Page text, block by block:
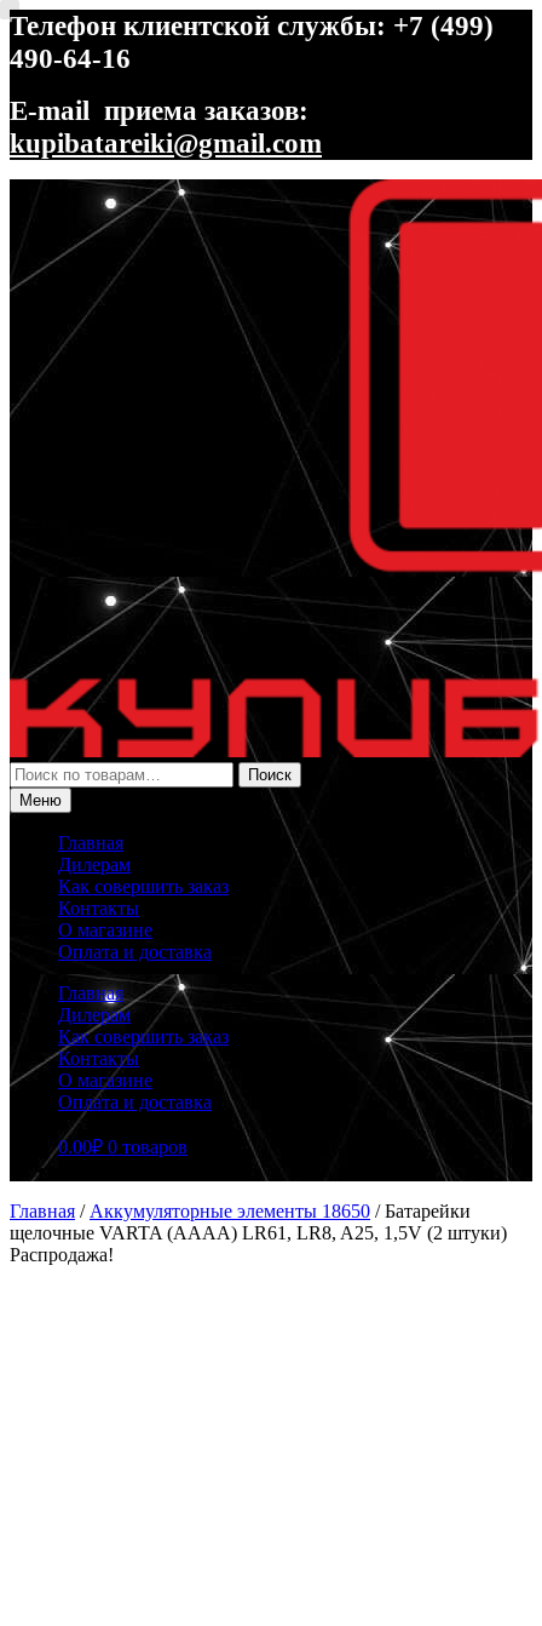
Телефон клиентской службы: +7 (499)
490-64-16
E-mail приема заказов:
kupibatareiki@gmail.com
Перейти
навигации
Перейти
содержимому
Искать:
Поиск
Меню
Главная
Дилерам
Как совершить заказ
Контакты
О магазине
Оплата и доставка
Главная
Дилерам
Как совершить заказ
Контакты
О магазине
Оплата и доставка
0.00₽ 0 товаров
Главная / Аккумуляторные элементы 18650 /Батарейки
щелочные VARTA (AAAA) LR61, LR8, A25, 1,5V (2 штуки)
Распродажа!